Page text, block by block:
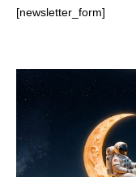
[newsletter_form]